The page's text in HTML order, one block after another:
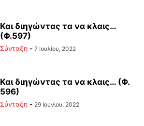
Και διηγώντας τα να κλαις…
(Φ.597)
Σύνταξη - 7 Ιουλίου, 2022
Και διηγώντας τα να κλαις… (Φ.
596)
Σύνταξη - 29 Ιουνίου, 2022